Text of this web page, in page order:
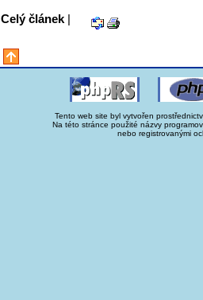
Celý článek |
Tento web site byl vytvořen
Na této stránce použité názvy
nebo registrovanými